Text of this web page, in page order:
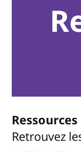
Ressources
Retrouvez